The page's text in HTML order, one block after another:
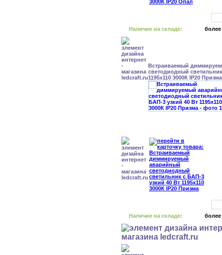
Наличие на складе: более
Встраиваемый
светодиодный
1195x110 3000К IP20 Призма
Наличие на складе: более